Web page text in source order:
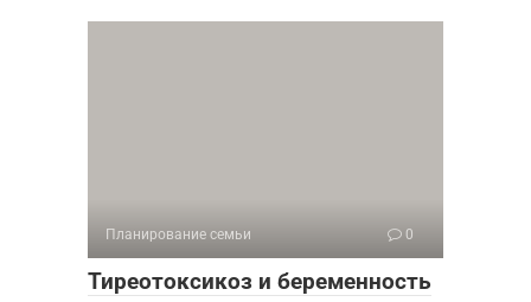
Планирование семьи 0
Тиреотоксикоз и беременность